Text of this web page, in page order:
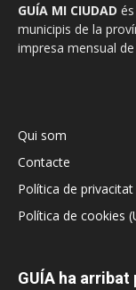
GUÍA MI CIUDAD
municipis de la
impresa mensual
Qui som
Contacte
Política de privacitat
Política de cookies
GUÍA ha arribat